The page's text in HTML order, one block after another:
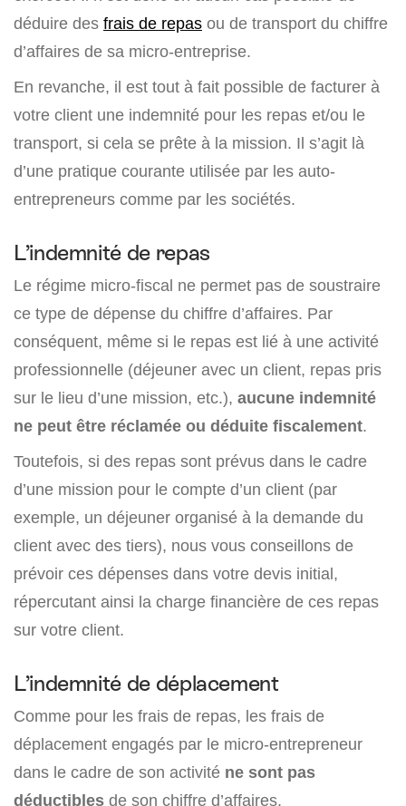
déduire des frais de repas ou de transport du chiffre
d’affaires de sa micro-entreprise.
En revanche, il est tout à fait possible de facturer à
votre client une indemnité pour les repas et/ou le
transport, si cela se prête à la mission. Il s’agit là
d’une pratique courante utilisée par les auto-
entrepreneurs comme par les sociétés.
L’indemnité de repas
Le régime micro-fiscal ne permet pas de soustraire
ce type de dépense du chiffre d’affaires. Par
conséquent, même si le repas est lié à une activité
professionnelle (déjeuner avec un client, repas pris
sur le lieu d’une mission, etc.), aucune indemnité
ne peut être réclamée ou déduite fiscalement.
Toutefois, si des repas sont prévus dans le cadre
d’une mission pour le compte d’un client (par
exemple, un déjeuner organisé à la demande du
client avec des tiers), nous vous conseillons de
prévoir ces dépenses dans votre devis initial,
répercutant ainsi la charge financière de ces repas
sur votre client.
L’indemnité de déplacement
Comme pour les frais de repas, les frais de
déplacement engagés par le micro-entrepreneur
dans le cadre de son activité ne sont pas
déductibles de son chiffre d’affaires.